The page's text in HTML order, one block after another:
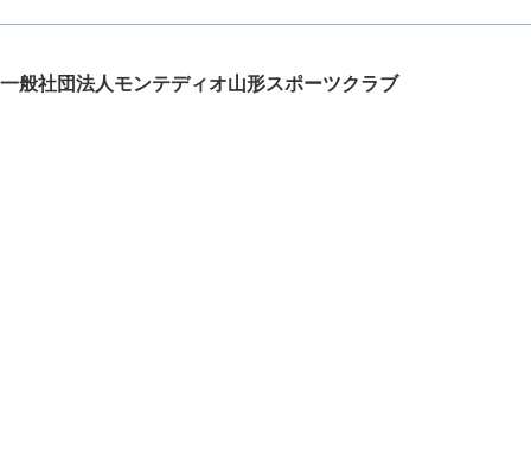
一般社団法人モンテディオ山形スポーツクラブ